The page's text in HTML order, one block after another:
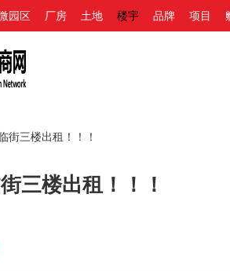
园区 厂房 土地 楼宇 品牌 项目
街三楼出租！！！
三楼出租！！！